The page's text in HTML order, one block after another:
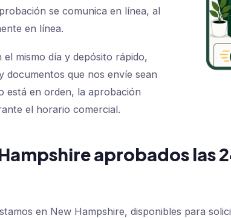
se comunica en línea, al
en línea.
mismo día y depósito rápido,
documentos que nos envíe sean
está en orden, la aprobación
el horario comercial.
aprobados las
en New Hampshire, disponibles para